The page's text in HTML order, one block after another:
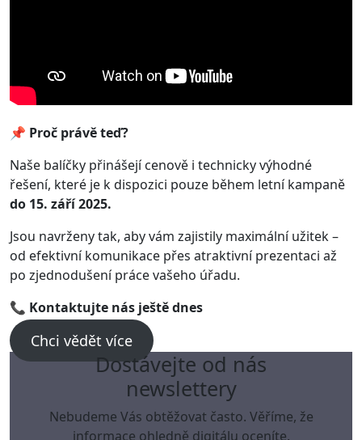
📌 Proč právě teď?
Naše balíčky přinášejí cenově i technicky výhodné
řešení, které je k dispozici pouze během letní kampaně
do 15. září 2025.
Jsou navrženy tak, aby vám zajistily maximální užitek –
od efektivní komunikace přes atraktivní prezentaci až
po zjednodušení práce vašeho úřadu.
📞 Kontaktujte nás ještě dnes
Chci vědět více
Dostávejte od nás
newslettery
Nebudeme Vás obtěžovat často. Věříme, že
informace ohledně digitálu oceníte.